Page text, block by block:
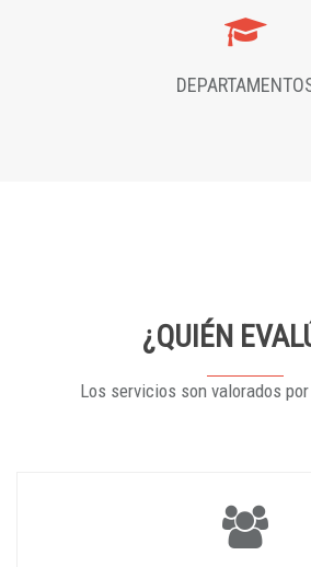
¿QUIÉN
Los servicios son valorados